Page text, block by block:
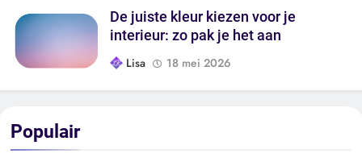
De juiste kleur kiezen voor je
interieur: zo pak je het aan
Lisa
18 mei 2026
Populair